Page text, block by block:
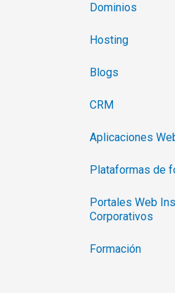
Dominios
Hosting
Blogs
CRM
Aplicaciones
Plataformas de
Portales Web
Corporativos
Formación